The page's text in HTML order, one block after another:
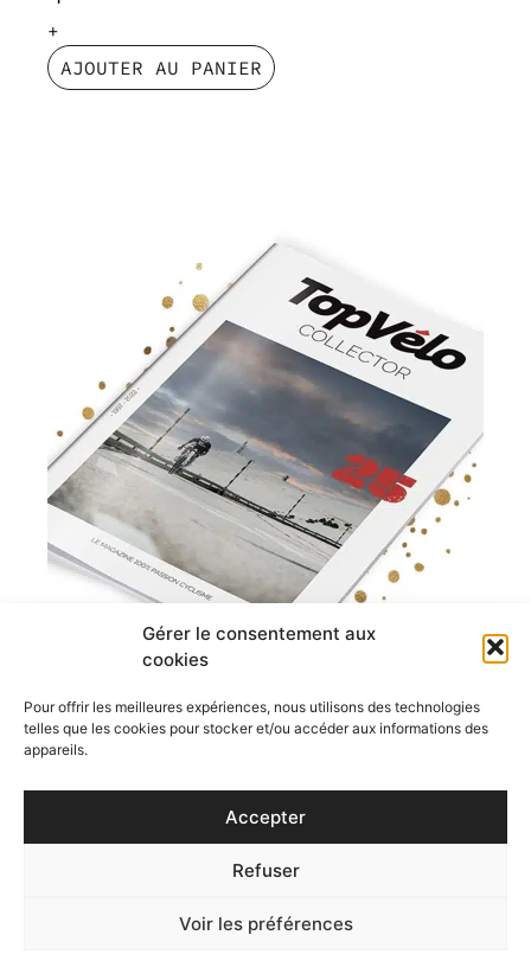
Gérer le consentement aux
cookies
Pour offrir les meilleures expériences, nous utilisons des technologies
telles que les cookies pour stocker et/ou accéder aux informations des
appareils.
Accepter
Refuser
Voir les préférences
AJOUTER AU PANIER
Top Vélo